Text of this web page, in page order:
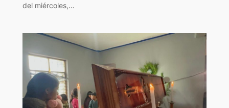
del miércoles,…